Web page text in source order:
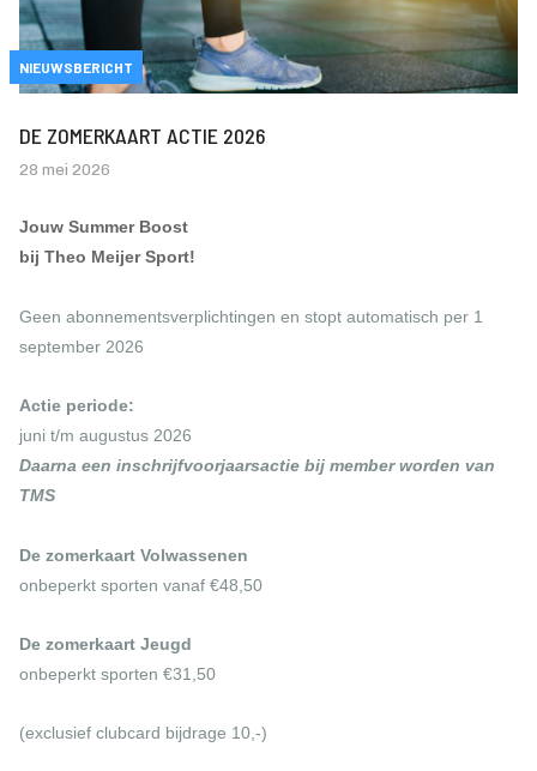
NIEUWSBERICHT
DE ZOMERKAART ACTIE 2026
28 mei 2026
Jouw Summer Boost
bij Theo Meijer Sport!
Geen abonnementsverplichtingen en stopt automatisch per 1
september 2026
Actie periode:
juni t/m augustus 2026
Daarna een inschrijfvoorjaarsactie bij member worden van
TMS
De zomerkaart Volwassenen
onbeperkt sporten vanaf €48,50
De zomerkaart Jeugd
onbeperkt sporten €31,50
(exclusief clubcard bijdrage 10,-)